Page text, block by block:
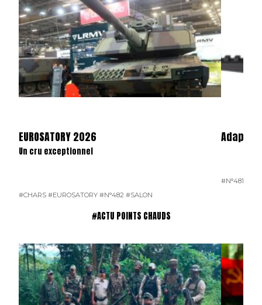
EUROSATORY 2026
Un cru exceptionnel
#CHARS #EUROSATORY #N°482 #SALON
#N°481
#ACTU POINTS CHAUDS